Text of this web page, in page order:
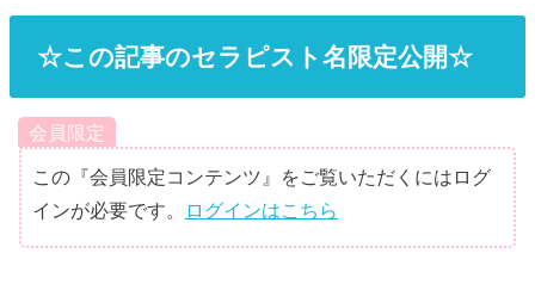
☆この記事のセラピスト名限定公開☆
会員限定
この『会員限定コンテンツ』をご覧いただくにはログ
インが必要です。
ログインはこちら